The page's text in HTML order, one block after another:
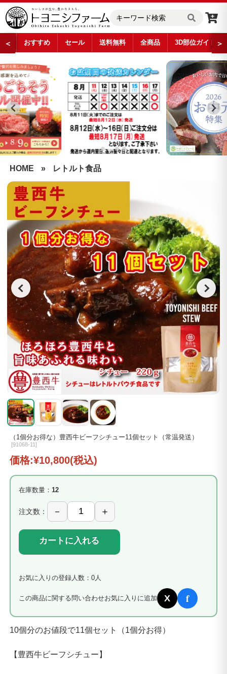
＜ おすすめ セール 送料無料 全商品 3D部位ガイド ＞
HOME » レトルト食品
（1個分お得な）豊西牛ビーフシチュー11個セット（常温発送）
[91068-11]
価格:¥10,800(税込)
在庫数量： 12
注文数：
カートに入れる
お気に入りの登録人数：0人
この商品に関する問い合わせお気に入りに追加 X f
10個分のお値段で11個セット（1個分お得）
【豊西牛ビーフシチュー】